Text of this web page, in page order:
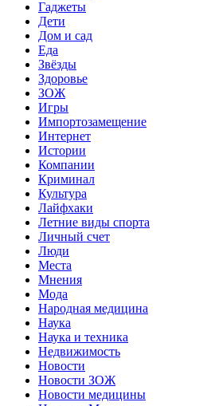
Гаджеты
Дети
Дом и сад
Еда
Звёзды
Здоровье
ЗОЖ
Игры
Импортозамещение
Интернет
Истории
Компании
Криминал
Культура
Лайфхаки
Летние виды спорта
Личный счет
Люди
Места
Мнения
Мода
Народная медицина
Наука
Наука и техника
Недвижимость
Новости
Новости ЗОЖ
Новости медицины